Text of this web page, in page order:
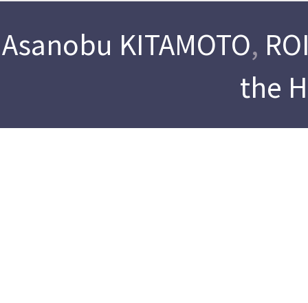
Asanobu KITAMOTO,
the